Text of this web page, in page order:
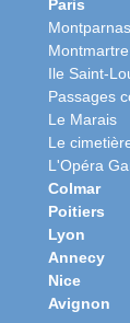
Paris
Montmartre
Ile Saint-
Passages
Le Marais
Le
L'Opéra
Colmar
Poitiers
Lyon
Annecy
Nice
Avignon